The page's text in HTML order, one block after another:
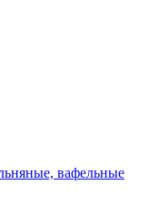
вафельные